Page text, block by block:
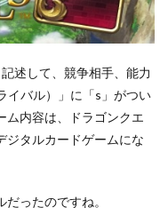
述して、競争相手、能力
イバル）」に「s」がつい
ム内容は、ドラゴンクエ
ジタルカードゲームにな
ったのですね。